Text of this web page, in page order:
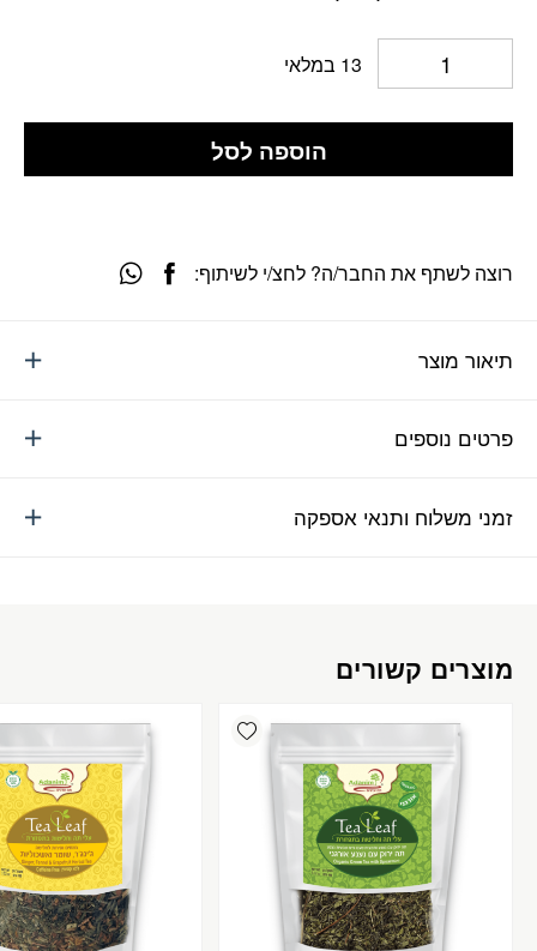
13 במלאי
הוספה לסל
תיאור מוצר
פרטים נוספים
זמני משלוח ותנאי אספקה
רוצה לשתף את החבר/ה? לחצ/י לשיתוף:
מוצרים קשורים
Add wishlist